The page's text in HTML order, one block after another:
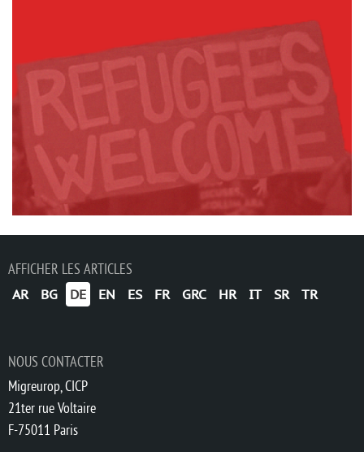
AFFICHER LES ARTICLES
AR BG DE EN ES FR GRC HR IT SR TR
NOUS CONTACTER
Migreurop, CICP
21ter rue Voltaire
F-75011 Paris